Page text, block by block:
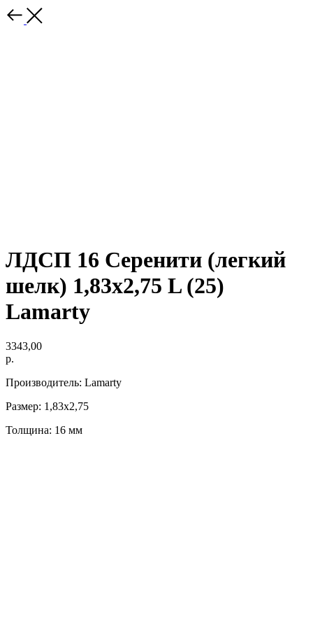
ЛДСП 16 Серенити (легкий
шелк) 1,83х2,75 L (25)
Lamarty
3343,00
р.
Производитель: Lamarty
Размер: 1,83х2,75
Толщина: 16 мм